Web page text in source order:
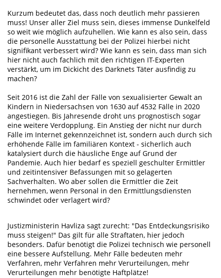
Kurzum bedeutet das, dass noch deutlich mehr passieren
muss! Unser aller Ziel muss sein, dieses immense Dunkelfeld
so weit wie möglich aufzuhellen. Wie kann es also sein, dass
die personelle Ausstattung bei der Polizei hierbei nicht
signifikant verbessert wird? Wie kann es sein, dass man sich
hier nicht auch fachlich mit den richtigen IT-Experten
verstärkt, um im Dickicht des Darknets Täter ausfindig zu
machen?
Seit 2016 ist die Zahl der Fälle von sexualisierter Gewalt an
Kindern in Niedersachsen von 1630 auf 4532 Fälle in 2020
angestiegen. Bis Jahresende droht uns prognostisch sogar
eine weitere Verdopplung. Ein Anstieg der nicht nur durch
Fälle im Internet gekennzeichnet ist, sondern auch durch sich
erhöhende Fälle im familiären Kontext - sicherlich auch
katalysiert durch die häusliche Enge auf Grund der
Pandemie. Auch hier bedarf es speziell geschulter Ermittler
und zeitintensiver Befassungen mit so gelagerten
Sachverhalten. Wo aber sollen die Ermittler die Zeit
hernehmen, wenn Personal in den Ermittlungsdiensten
schwindet oder verlagert wird?
Justizministerin Havliza sagt zurecht: "Das Entdeckungsrisiko
muss steigen!" Das gilt für alle Straftaten, hier jedoch
besonders. Dafür benötigt die Polizei technisch wie personell
eine bessere Aufstellung. Mehr Fälle bedeuten mehr
Verfahren, mehr Verfahren mehr Verurteilungen, mehr
Verurteilungen mehr benötigte Haftplätze!